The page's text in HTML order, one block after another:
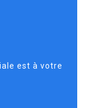
est à votre